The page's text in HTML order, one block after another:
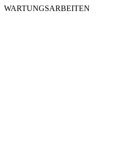
WARTUNGSARBEITEN